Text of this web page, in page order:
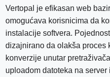
Vertopal je efikasan web
omogućava korisnicima da
instalacije softvera.
dizajnirano da olakša proces
konverzije unutar
uploadom datoteka na